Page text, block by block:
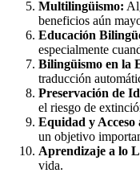
Multilingüismo:
beneficios aún
Educación
especialmente
Bilingüismo en la
traducción
Preservación de
el riesgo de
Equidad y Acceso
un objetivo
Aprendizaje a lo
vida.